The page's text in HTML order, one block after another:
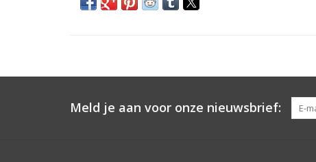
Meld je aan voor onze nieuwsbrief: